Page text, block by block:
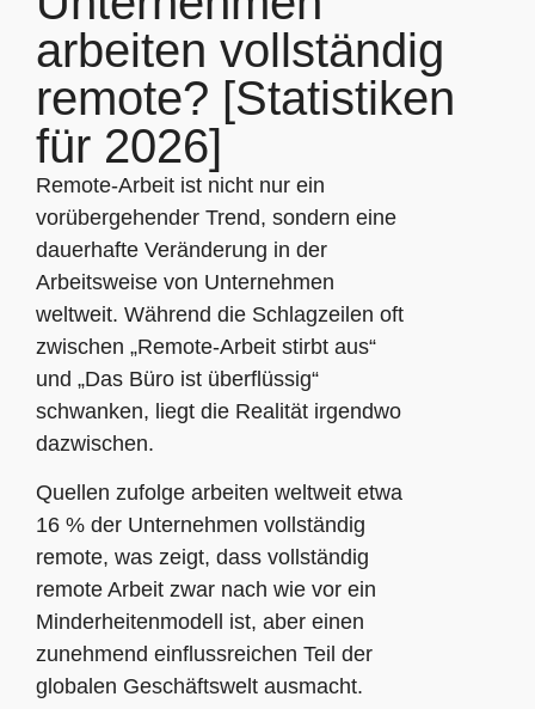
arbeiten vollständig
remote? [Statistiken
für 2026]
Remote-Arbeit ist nicht nur ein
vorübergehender Trend, sondern eine
dauerhafte Veränderung in der
Arbeitsweise von Unternehmen
weltweit. Während die Schlagzeilen oft
zwischen „Remote-Arbeit stirbt aus“
und „Das Büro ist überflüssig“
schwanken, liegt die Realität irgendwo
dazwischen.
Quellen zufolge arbeiten weltweit etwa
16 % der Unternehmen vollständig
remote, was zeigt, dass vollständig
remote Arbeit zwar nach wie vor ein
Minderheitenmodell ist, aber einen
zunehmend einflussreichen Teil der
globalen Geschäftswelt ausmacht.